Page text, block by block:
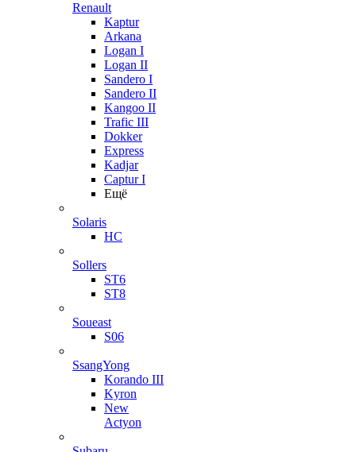
Renault
Kaptur
Arkana
Logan I
Logan II
Sandero I
Sandero II
Kangoo II
Trafic III
Dokker
Express
Kadjar
Captur I
Ещё
Solaris
HC
Sollers
ST6
ST8
Soueast
S06
SsangYong
Korando III
Kyron
New
Actyon